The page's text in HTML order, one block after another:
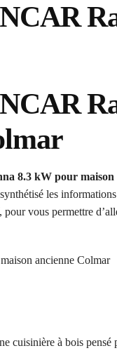
8.3 kW pour maison
les
vous permettre
cuisinière à bois